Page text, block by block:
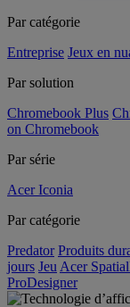
Par catégorie
Entreprise Jeux en
Par solution
Chromebook Plus
on Chromebook
Par série
Acer Iconia
Par catégorie
Predator Produits
jours Jeu Acer
ProDesigner